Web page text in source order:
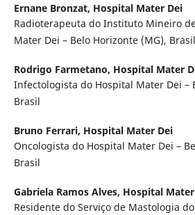
Ernane Bronzat, Hospital Mater Dei
Radioterapeuta do Instituto Mineiro
Mater Dei – Belo Horizonte (MG),
Rodrigo Farmetano, Hospital Mater
Infectologista do Hospital Mater Dei –
Brasil
Bruno Ferrari, Hospital Mater Dei
Oncologista do Hospital Mater Dei –
Brasil
Gabriela Ramos Alves, Hospital
Residente do Serviço de Mastologia